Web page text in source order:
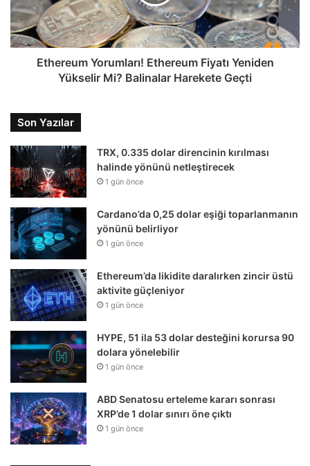
Ethereum Yorumları! Ethereum Fiyatı Yeniden
Yükselir Mi? Balinalar Harekete Geçti
Son Yazılar
TRX, 0.335 dolar direncinin kırılması
halinde yönünü netleştirecek
1 gün önce
Cardano’da 0,25 dolar eşiği toparlanmanın
yönünü belirliyor
1 gün önce
Ethereum’da likidite daralırken zincir üstü
aktivite güçleniyor
1 gün önce
HYPE, 51 ila 53 dolar desteğini korursa 90
dolara yönelebilir
1 gün önce
ABD Senatosu erteleme kararı sonrası
XRP’de 1 dolar sınırı öne çıktı
1 gün önce